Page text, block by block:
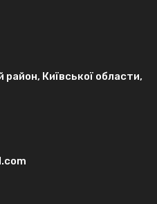
Київської области,